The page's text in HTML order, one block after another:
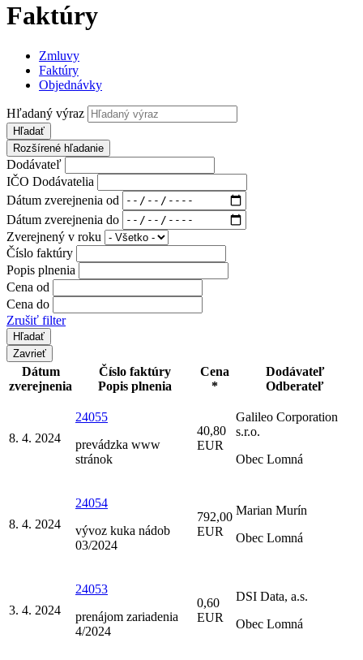
Faktúry
Zmluvy
Faktúry
Objednávky
Hľadaný výraz
Hľadať
Rozšírené hľadanie
Dodávateľ
IČO Dodávatelia
Dátum zverejnenia od
Dátum zverejnenia do
Zverejnený v roku
Číslo faktúry
Popis plnenia
Cena od
Cena do
Zrušiť filter
Zavrieť
Dátum
zverejnenia
Číslo faktúry
Popis plnenia
Cena
*
Dodávateľ
Odberateľ
8. 4. 2024
24055
prevádzka www
stránok
40,80
EUR
Galileo Corporation
s.r.o.
Obec Lomná
8. 4. 2024
24054
vývoz kuka nádob
03/2024
792,00
EUR
Marian Murín
Obec Lomná
3. 4. 2024
24053
prenájom zariadenia
4/2024
0,60
EUR
DSI Data, a.s.
Obec Lomná